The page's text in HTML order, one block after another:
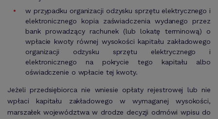
w przypadku organizacji odzysku sprzętu elektrycznego i
elektronicznego kopia zaświadczenia wydanego przez
bank prowadzący rachunek (lub lokatę terminową) o
wpłacie kwoty równej wysokości kapitału zakładowego
organizacji odzysku sprzętu elektrycznego i
elektronicznego na pokrycie tego kapitału albo
oświadczenie o wpłacie tej kwoty.
Jeżeli przedsiębiorca nie wniesie opłaty rejestrowej lub nie
wpłaci kapitału zakładowego w wymaganej wysokości,
marszałek województwa w drodze decyzji odmówi wpisu do